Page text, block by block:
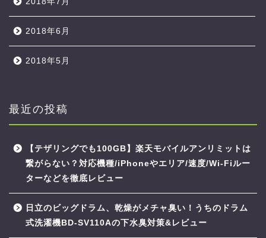
2018年6月
2018年5月
最近の投稿
【テザリングでも100GB】楽天モバイルアンリミットは
繋がらない？対応機種/iPhoneやエリア/速度/Wi-Fiルー
ターなどを徹底レビュー
日立のビッグドラム、乾燥がメチャ臭い！うちのドラム
式洗濯機BD-SV110Aの下水臭対策&レビュー